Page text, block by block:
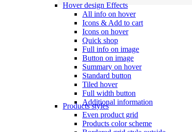
Hover design Effects
All info on hover
Icons & Add to cart
Icons on hover
Quick shop
Full info on image
Button on image
Summary on hover
Standard button
Tiled hover
Full width button
Additional information
Products styles
Even product grid
Products color scheme